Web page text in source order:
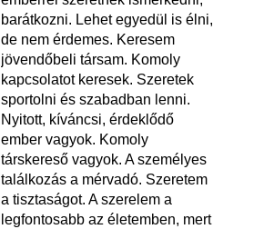
barátkozni. Lehet egyedül is élni,
de nem érdemes. Keresem
jövendőbeli társam. Komoly
kapcsolatot keresek. Szeretek
sportolni és szabadban lenni.
Nyitott, kíváncsi, érdeklődő
ember vagyok. Komoly
társkereső vagyok. A személyes
találkozás a mérvadó. Szeretem
a tisztaságot. A szerelem a
legfontosabb az életemben, mert